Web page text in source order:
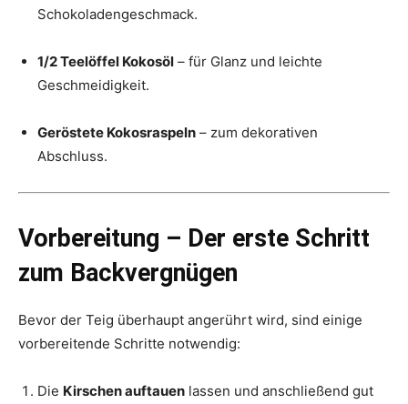
Schokoladengeschmack.
1/2 Teelöffel Kokosöl – für Glanz und leichte
Geschmeidigkeit.
Geröstete Kokosraspeln – zum dekorativen
Abschluss.
Vorbereitung – Der erste Schritt
zum Backvergnügen
Bevor der Teig überhaupt angerührt wird, sind einige
vorbereitende Schritte notwendig:
Die Kirschen auftauen lassen und anschließend gut